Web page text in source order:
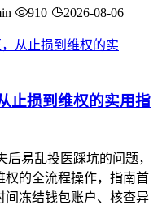
910 2026-08-06
止损到维权的实用指
易乱投医踩坑的问题，
权的全流程操作，指南首
间冻结钱包账户、核查异